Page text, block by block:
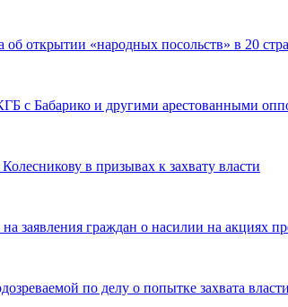
открытии «народных посольств» в 20
с Бабарико и другими арестованными
в призывах к захвату власти
заявления граждан о насилии на акциях
по делу о попытке захвата власти